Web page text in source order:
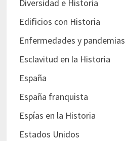
Diversidad e Historia
Edificios con Historia
Enfermedades y pandemias
Esclavitud en la Historia
España
España franquista
Espías en la Historia
Estados Unidos